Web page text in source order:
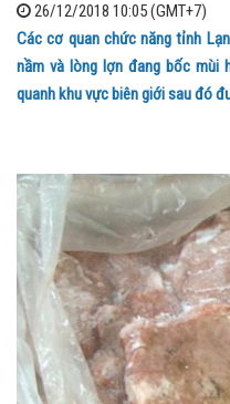
26/12/2018 10:05 (GMT+7)
Các cơ quan chức năng tỉnh
nầm và lòng lợn đang bốc
quanh khu vực biên giới sau đó